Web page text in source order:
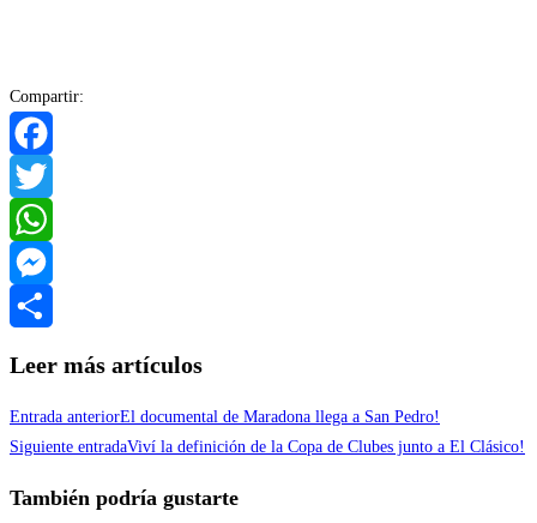
Compartir:
Facebook
Twitter
WhatsApp
Messenger
Leer más artículos
Entrada anteriorEl documental de Maradona llega a San Pedro!
Siguiente entradaViví la definición de la Copa de Clubes junto a El Clásico!
También podría gustarte